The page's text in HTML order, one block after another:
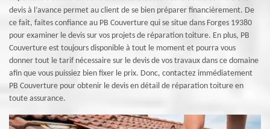
devis à l’avance permet au client de se bien préparer financièrement. De
ce fait, faites confiance au PB Couverture qui se situe dans Forges 19380
pour examiner le devis sur vos projets de réparation toiture. En plus, PB
Couverture est toujours disponible à tout le moment et pourra vous
donner tout le tarif nécessaire sur le devis de vos travaux dans ce domaine
afin que vous puissiez bien fixer le prix. Donc, contactez immédiatement
PB Couverture pour obtenir le devis en détail de réparation toiture en
toute assurance.